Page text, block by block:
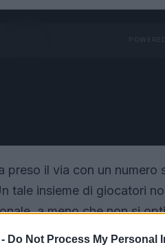
Do Not Process My Personal
preso il via con un numero
tale insieme di giocatori
a meno che non si
implica che i giocatori si